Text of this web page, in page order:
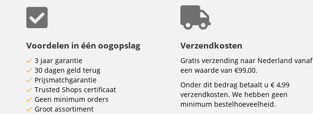
Voordelen in één oogopslag
3 jaar garantie
30 dagen geld terug
Prijsmatchgarantie
Trusted Shops certificaat
Geen minimum orders
Groot assortiment
Verzendkosten
Gratis verzending naar Nederland vanaf
een waarde van €99,00.
Onder dit bedrag betaalt u € 4,99
verzendkosten. We hebben geen
minimum bestelhoeveelheid.